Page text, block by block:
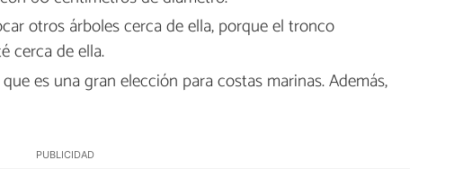
otros árboles cerca de ella, porque el tronco
cerca de ella.
es una gran elección para costas marinas. Además,